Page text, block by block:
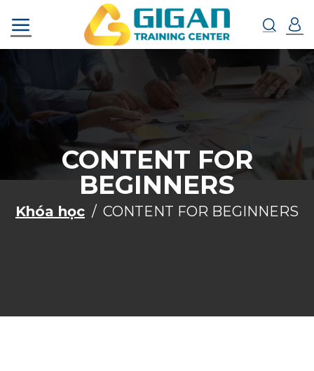
đến
CONTENT FOR
BEGINNERS
Khóa học CONTENT FOR BEGINNERS